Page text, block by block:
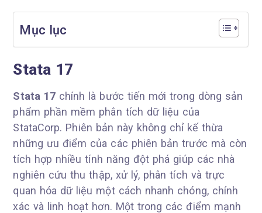
Mục lục
Stata 17
Stata 17 chính là bước tiến mới trong dòng sản
phẩm phần mềm phân tích dữ liệu của
StataCorp. Phiên bản này không chỉ kế thừa
những ưu điểm của các phiên bản trước mà còn
tích hợp nhiều tính năng đột phá giúp các nhà
nghiên cứu thu thập, xử lý, phân tích và trực
quan hóa dữ liệu một cách nhanh chóng, chính
xác và linh hoạt hơn. Một trong các điểm mạnh